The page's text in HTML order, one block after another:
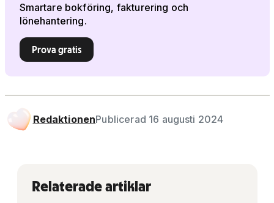
Smartare bokföring, fakturering och
lönehantering.
Prova gratis
RedaktionenPublicerad 16 augusti 2024
Relaterade artiklar